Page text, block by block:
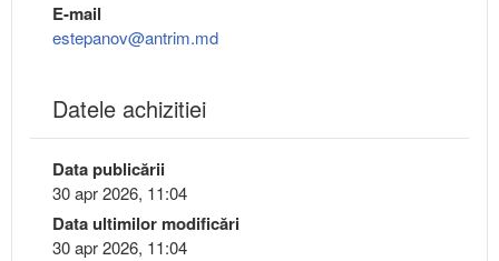
E-mail
estepanov@antrim.md
Datele achizitiei
Data publicării
30 apr 2026, 11:04
Data ultimilor modificări
30 apr 2026, 11:04